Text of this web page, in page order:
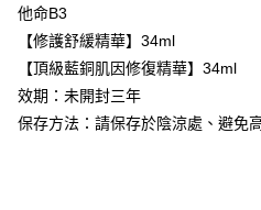
海外配送(日韓地區請提供英文收件
端請提供收件人的個人通關碼)
海外配送 (新馬專屬)
海外配送(中國)
他命B3
【修護舒緩精華】34ml
【頂級藍銅肌因修復精華】34ml
效期：未開封三年
保存方法：請保存於陰涼處、避免